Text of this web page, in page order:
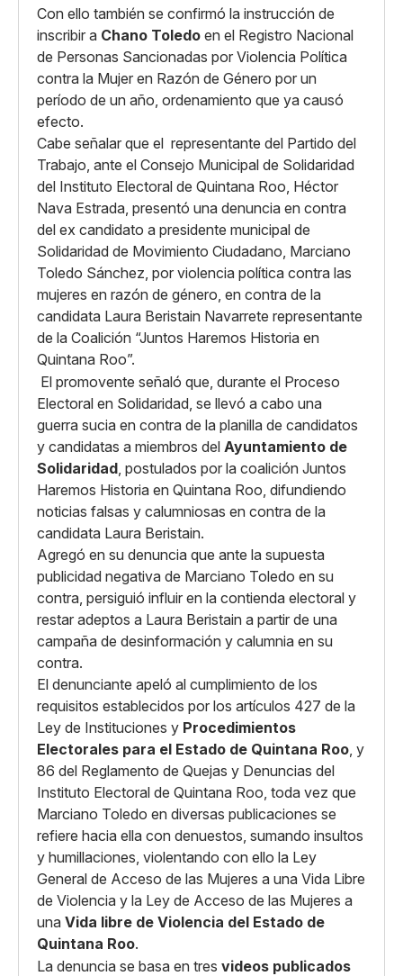
Con ello también se confirmó la instrucción de
inscribir a Chano Toledo en el Registro Nacional
de Personas Sancionadas por Violencia Política
contra la Mujer en Razón de Género por un
período de un año, ordenamiento que ya causó
efecto.
Cabe señalar que el representante del Partido del
Trabajo, ante el Consejo Municipal de Solidaridad
del Instituto Electoral de Quintana Roo, Héctor
Nava Estrada, presentó una denuncia en contra
del ex candidato a presidente municipal de
Solidaridad de Movimiento Ciudadano, Marciano
Toledo Sánchez, por violencia política contra las
mujeres en razón de género, en contra de la
candidata Laura Beristain Navarrete representante
de la Coalición “Juntos Haremos Historia en
Quintana Roo”.
El promovente señaló que, durante el Proceso
Electoral en Solidaridad, se llevó a cabo una
guerra sucia en contra de la planilla de candidatos
y candidatas a miembros del Ayuntamiento de
Solidaridad, postulados por la coalición Juntos
Haremos Historia en Quintana Roo, difundiendo
noticias falsas y calumniosas en contra de la
candidata Laura Beristain.
Agregó en su denuncia que ante la supuesta
publicidad negativa de Marciano Toledo en su
contra, persiguió influir en la contienda electoral y
restar adeptos a Laura Beristain a partir de una
campaña de desinformación y calumnia en su
contra.
El denunciante apeló al cumplimiento de los
requisitos establecidos por los artículos 427 de la
Ley de Instituciones y Procedimientos
Electorales para el Estado de Quintana Roo, y
86 del Reglamento de Quejas y Denuncias del
Instituto Electoral de Quintana Roo, toda vez que
Marciano Toledo en diversas publicaciones se
refiere hacia ella con denuestos, sumando insultos
y humillaciones, violentando con ello la Ley
General de Acceso de las Mujeres a una Vida Libre
de Violencia y la Ley de Acceso de las Mujeres a
una Vida libre de Violencia del Estado de
Quintana Roo.
La denuncia se basa en tres videos publicados